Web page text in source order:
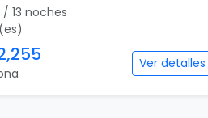
/ 13 noches
Ver detalles